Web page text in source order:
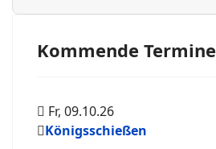
Kommende Termine
Fr, 09.10.26
Königsschießen